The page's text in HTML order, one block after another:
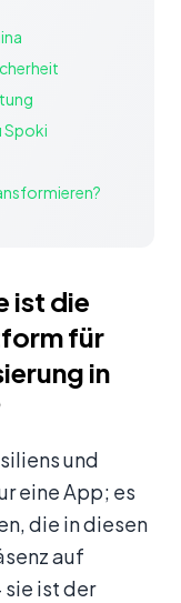
Spoki
ist die
für
in
und
eine App; es
die in diesen
auf
ist der